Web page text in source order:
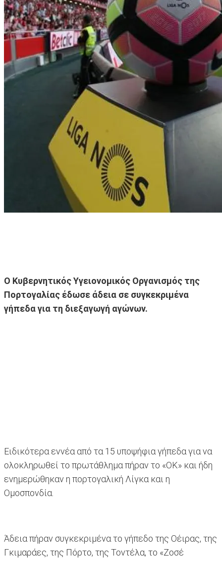
Ο Κυβερνητικός Υγειονομικός Οργανισμός της
Πορτογαλίας έδωσε άδεια σε συγκεκριμένα
γήπεδα για τη διεξαγωγή αγώνων.
Ειδικότερα εννέα από τα 15 υποψήφια γήπεδα για να
ολοκληρωθεί το πρωτάθλημα πήραν το «ΟΚ» και ήδη
ενημερώθηκαν η πορτογαλική Λίγκα και η
Ομοσπονδία.
Άδεια πήραν συγκεκριμένα το γήπεδο της Οέιρας, της
Γκιμαράες, της Πόρτο, της Τοντέλα, το «Ζοσέ